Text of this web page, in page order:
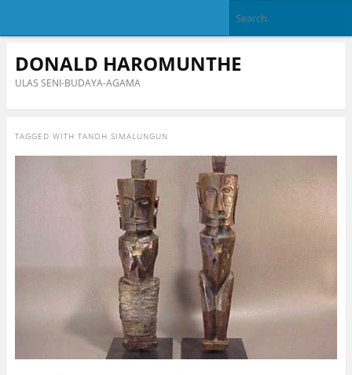
DONALD HAROMUNTHE
ULAS SENI-BUDAYA-AGAMA
TAGGED WITH TANOH SIMALUNGUN